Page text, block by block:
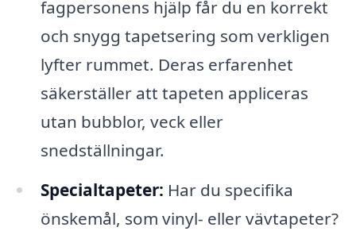
fagpersonens hjälp får du en korrekt
och snygg tapetsering som verkligen
lyfter rummet. Deras erfarenhet
säkerställer att tapeten appliceras
utan bubblor, veck eller
snedställningar.
Specialtapeter: Har du specifika
önskemål, som vinyl- eller vävtapeter?